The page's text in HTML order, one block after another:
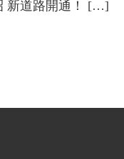
新道路開通！ […]